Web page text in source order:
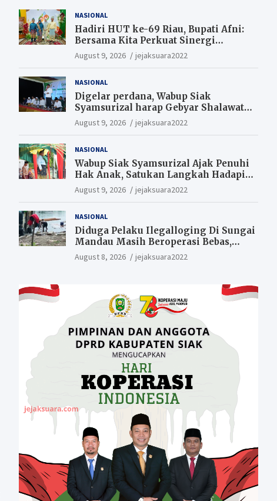
NASIONAL
Hadiri HUT ke-69 Riau, Bupati Afni:
Bersama Kita Perkuat Sinergi
Pembangunan
August 9, 2026 jejaksuara2022
NASIONAL
Digelar perdana, Wabup Siak
Syamsurizal harap Gebyar Shalawat
bisa meningkatkan nilai keagamaan
ditengah-tengah masyarakat.
August 9, 2026 jejaksuara2022
NASIONAL
Wabup Siak Syamsurizal Ajak Penuhi
Hak Anak, Satukan Langkah Hadapi
Tantangan Daerah
August 9, 2026 jejaksuara2022
NASIONAL
Diduga Pelaku Ilegalloging Di Sungai
Mandau Masih Beroperasi Bebas,
Masyarakat Minta Aparat Penegak
Hukum Segera Tangkap Aktor Dan
August 8, 2026 jejaksuara2022